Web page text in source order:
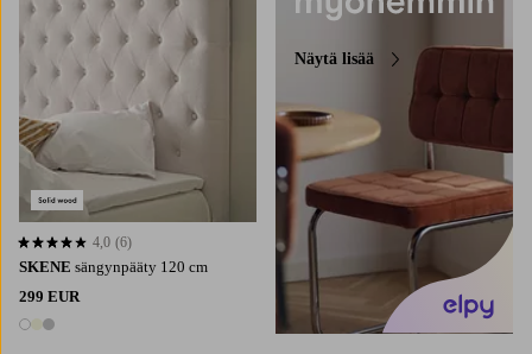
SKENE sängynpääty 120 cm
299 EUR
3 värejä
4,0 perustuen 6 arvosanaan
4,0 (6)
Näytä lisää